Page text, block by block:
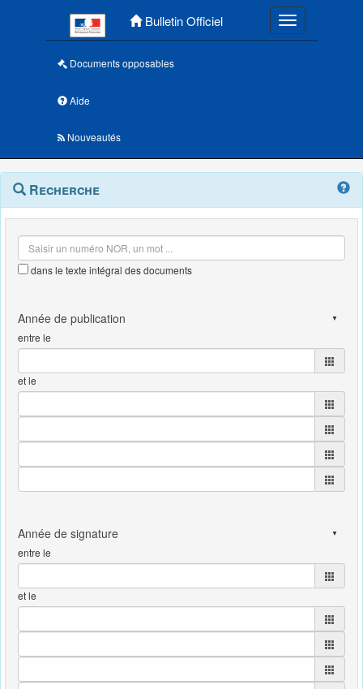
Bulletin Officiel Toggle
Documents opposables
Aide
Nouveautés
Navigation
outils
Menu
contextuel
Recherche
dans le texte intégral des documents
entre le
et le
entre le
et le